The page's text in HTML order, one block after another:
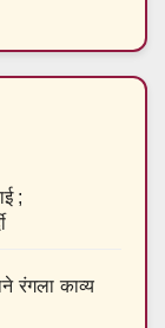
;
रंगला काव्य